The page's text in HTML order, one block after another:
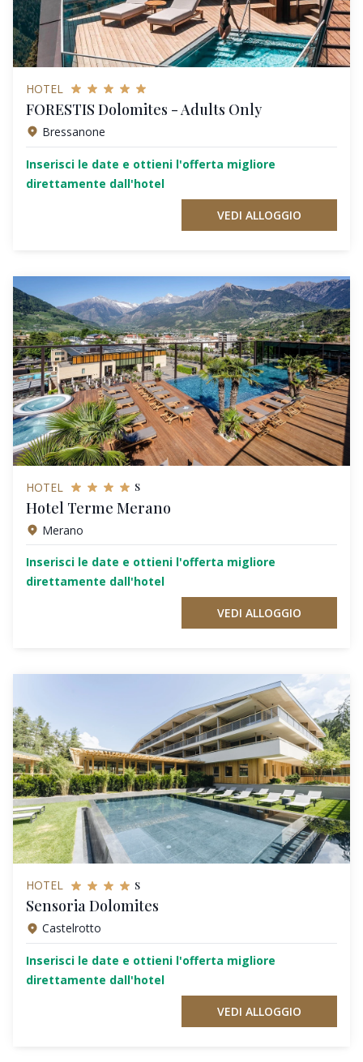
HOTEL
FORESTIS Dolomites - Adults Only
Bressanone
Inserisci le date e ottieni l'offerta migliore
direttamente dall'hotel
VEDI ALLOGGIO
HOTEL s
Hotel Terme Merano
Merano
Inserisci le date e ottieni l'offerta migliore
direttamente dall'hotel
VEDI ALLOGGIO
HOTEL s
Sensoria Dolomites
Castelrotto
Inserisci le date e ottieni l'offerta migliore
direttamente dall'hotel
VEDI ALLOGGIO